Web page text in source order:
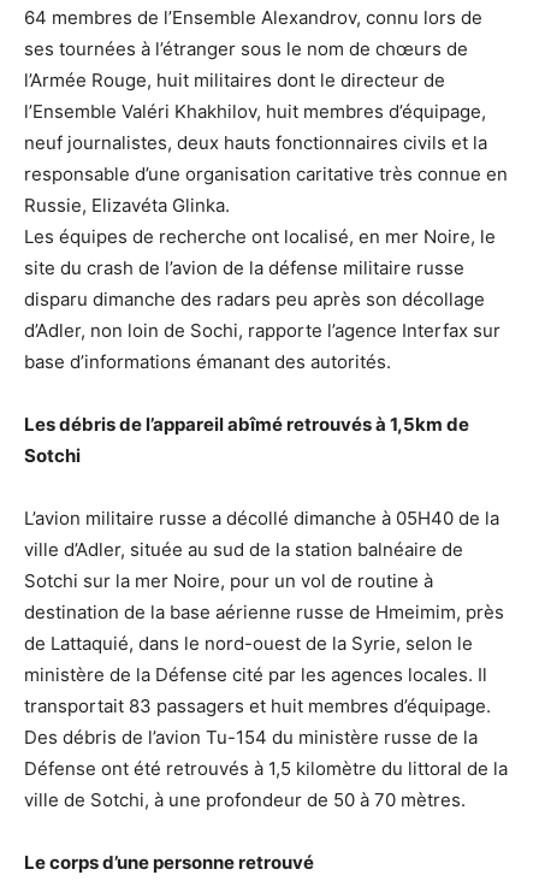
64 membres de l’Ensemble Alexandrov, connu lors de
ses tournées à l’étranger sous le nom de chœurs de
l’Armée Rouge, huit militaires dont le directeur de
l’Ensemble Valéri Khakhilov, huit membres d’équipage,
neuf journalistes, deux hauts fonctionnaires civils et la
responsable d’une organisation caritative très connue en
Russie, Elizavéta Glinka.
Les équipes de recherche ont localisé, en mer Noire, le
site du crash de l’avion de la défense militaire russe
disparu dimanche des radars peu après son décollage
d’Adler, non loin de Sochi, rapporte l’agence Interfax sur
base d’informations émanant des autorités.
Les débris de l’appareil abîmé retrouvés à 1,5km de
Sotchi
L’avion militaire russe a décollé dimanche à 05H40 de la
ville d’Adler, située au sud de la station balnéaire de
Sotchi sur la mer Noire, pour un vol de routine à
destination de la base aérienne russe de Hmeimim, près
de Lattaquié, dans le nord-ouest de la Syrie, selon le
ministère de la Défense cité par les agences locales. Il
transportait 83 passagers et huit membres d’équipage.
Des débris de l’avion Tu-154 du ministère russe de la
Défense ont été retrouvés à 1,5 kilomètre du littoral de la
ville de Sotchi, à une profondeur de 50 à 70 mètres.
Le corps d’une personne retrouvé